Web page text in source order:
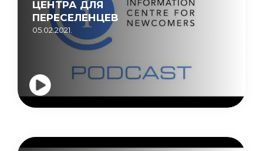
ЦЕНТРА ДЛЯ
ПЕРЕСЕЛЕНЦЕВ
05.02.2021.